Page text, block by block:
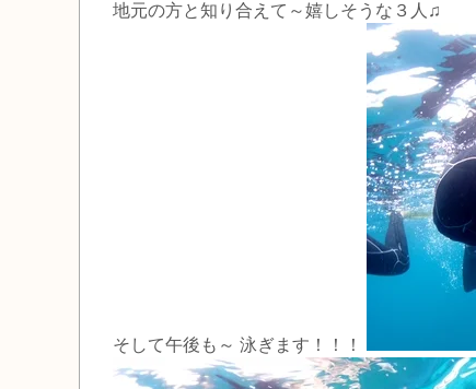
地元の方と知り合えて～嬉しそうな３人♫
そして午後も～ 泳ぎます！！！